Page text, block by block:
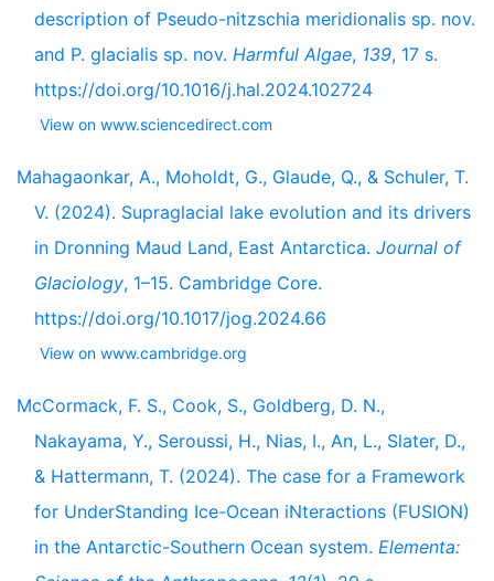
description of Pseudo-nitzschia meridionalis sp. nov.
and P. glacialis sp. nov. Harmful Algae, 139, 17 s.
https://doi.org/10.1016/j.hal.2024.102724
View on www.sciencedirect.com
Mahagaonkar, A., Moholdt, G., Glaude, Q., & Schuler, T.
V. (2024). Supraglacial lake evolution and its drivers
in Dronning Maud Land, East Antarctica. Journal of
Glaciology, 1–15. Cambridge Core.
https://doi.org/10.1017/jog.2024.66
View on www.cambridge.org
McCormack, F. S., Cook, S., Goldberg, D. N.,
Nakayama, Y., Seroussi, H., Nias, I., An, L., Slater, D.,
& Hattermann, T. (2024). The case for a Framework
for UnderStanding Ice-Ocean iNteractions (FUSION)
in the Antarctic-Southern Ocean system. Elementa: